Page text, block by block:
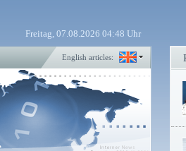
Freitag, 07.08.2026 04:48 Uhr
English articles: